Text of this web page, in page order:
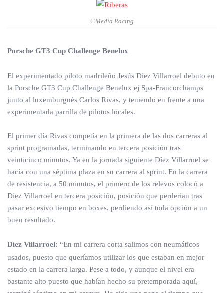
©Media Racing
Porsche GT3 Cup Challenge Benelux
El experimentado piloto madrileño Jesús Díez Villarroel debuto en
la Porsche GT3 Cup Challenge Benelux ej Spa-Francorchamps
junto al luxemburgués Carlos Rivas, y teniendo en frente a una
experimentada parrilla de pilotos locales.
El primer día Rivas competía en la primera de las dos carreras al
sprint programadas, terminando en tercera posición tras
veinticinco minutos. Ya en la jornada siguiente Díez Villarroel se
hacía con una séptima plaza en su carrera al sprint. En la carrera
de resistencia, a 50 minutos, el primero de los relevos colocó a
Díez Villarroel en tercera posición, posición que perderían tras
pasar excesivo tiempo en boxes, perdiendo así toda opción a un
buen resultado.
Díez Villarroel: “En mi carrera corta salimos con neumáticos
usados, puesto que queríamos utilizar los que estaban en mejor
estado en la carrera larga. Pese a todo, y aunque el nivel era
bastante alto puesto que habían hecho su pretemporada aquí,